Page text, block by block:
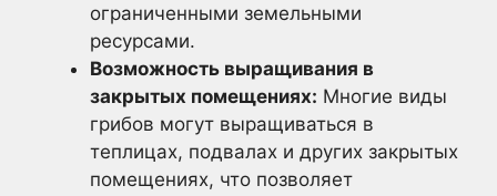
ограниченными земельными
ресурсами.
Возможность выращивания в
закрытых помещениях: Многие виды
грибов могут выращиваться в
теплицах, подвалах и других закрытых
помещениях, что позволяет